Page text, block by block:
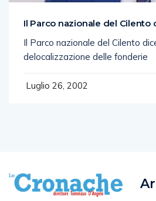
Il Parco nazionale del Cilento
Il Parco nazionale del Cilento
delocalizzazione delle fonderie
Luglio 26, 2002